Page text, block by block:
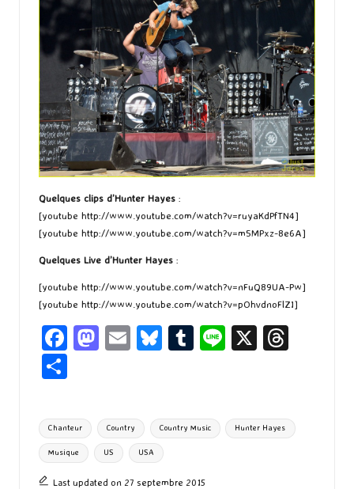
Quelques clips d’Hunter Hayes :
[youtube http://www.youtube.com/watch?v=ruyaKdPfTN4]
[youtube http://www.youtube.com/watch?v=m5MPxz-8e6A]
Quelques Live d’Hunter Hayes :
[youtube http://www.youtube.com/watch?v=nFuQ89UA-Pw]
[youtube http://www.youtube.com/watch?v=pOhvdnoFlZI]
Fa
o
o
k
M
d
o
n
E
l
Bl
ky
T
bl
r
Li X
ds
ta
g
er
Tags:
Chanteur Country Country Music Hunter Hayes
Musique US USA
Last updated on 27 septembre 2015